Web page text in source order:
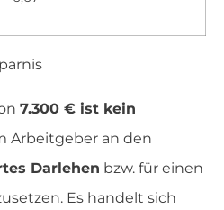
7.300 € ist kein
Arbeitgeber an den
Darlehen bzw. für einen
Es handelt sich